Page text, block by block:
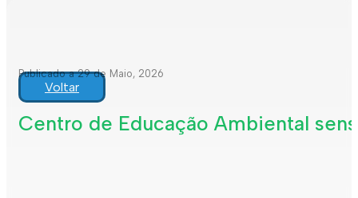
Publicado a 29 de Maio, 2026
Voltar
Centro de Educação Ambiental